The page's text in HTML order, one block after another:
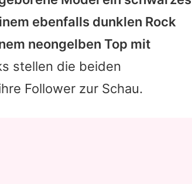
ebenfalls dunklen Rock
neongelben Top mit
stellen die beiden
Follower zur Schau.